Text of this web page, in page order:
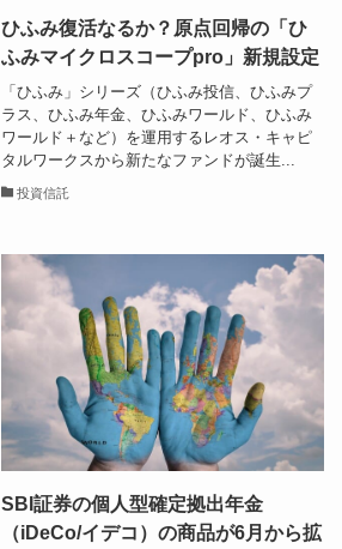
ひふみ復活なるか？原点回帰の「ひ
ふみマイクロスコープpro」新規設定
「ひふみ」シリーズ（ひふみ投信、ひふみプ
ラス、ひふみ年金、ひふみワールド、ひふみ
ワールド＋など）を運用するレオス・キャピ
タルワークスから新たなファンドが誕生...
投資信託
SBI証券の個人型確定拠出年金
（iDeCo/イデコ）の商品が6月から拡